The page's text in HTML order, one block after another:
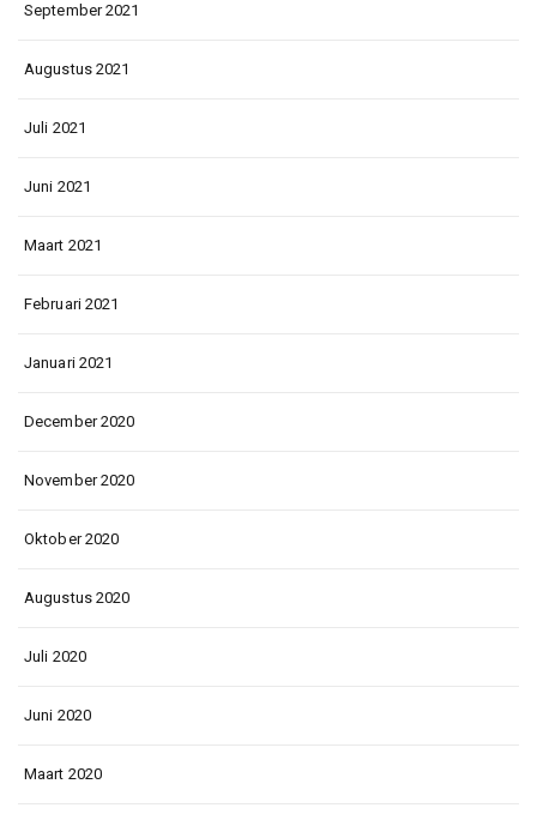
September 2021
Augustus 2021
Juli 2021
Juni 2021
Maart 2021
Februari 2021
Januari 2021
December 2020
November 2020
Oktober 2020
Augustus 2020
Juli 2020
Juni 2020
Maart 2020